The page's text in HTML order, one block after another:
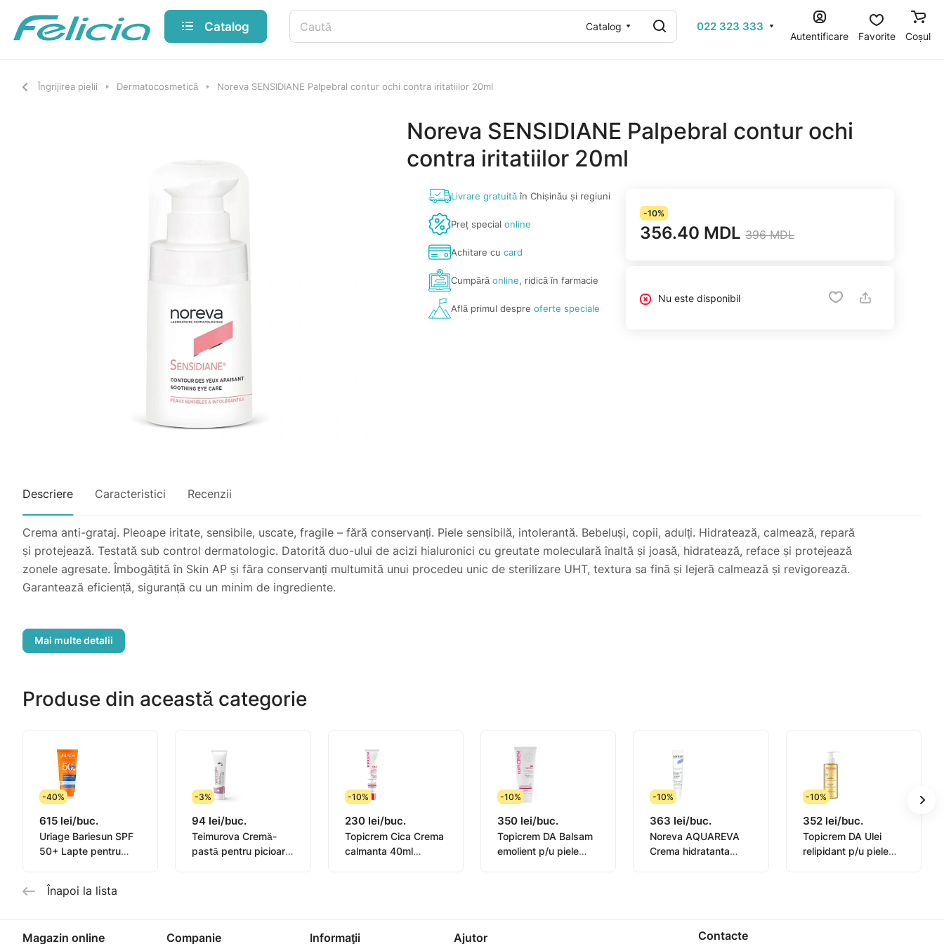
Catalog Catalog 022 323 333
Autentificare Favorite Coșul
Îngrijirea pielii Dermatocosmetică Noreva SENSIDIANE Palpebral contur ochi contra iritatiilor 20ml
Noreva SENSIDIANE Palpebral contur ochi
contra iritatiilor 20ml
Livrare gratuităîn Chișinău și regiuni
Preț specialonline
Achitare cucard
Cumpărăonline, ridică în farmacie
Află primul despreoferte speciale
-10%
356.40 MDL 396 MDL
Nu este disponibil
Descriere Caracteristici Recenzii
Crema anti-grataj. Pleoape iritate, sensibile, uscate, fragile – fără conservanți. Piele sensibilă, intolerantă. Bebeluși, copii, adulți. Hidratează, calmează, repară
și protejează. Testată sub control dermatologic. Datorită duo-ului de acizi hialuronici cu greutate moleculară înaltă și joasă, hidratează, reface și protejează
zonele agresate. Îmbogățită în Skin AP și făra conservanți multumită unui procedeu unic de sterilizare UHT, textura sa fină și lejeră calmează și revigorează.
Garantează eficiență, siguranță cu un minim de ingrediente.
fost compromis: flacon deteriorat, pompita blocata (risc de contaminare microboana). Tineti departe de surse de caldura.
Produse din această categorie
-40%
615 lei/buc.
Uriage Bariesun SPF
50+ Lapte pentru
-3%
94 lei/buc.
Teimurova Cremă-
pastă pentru picioare
-10%
230 lei/buc.
Topicrem Cica Crema
calmanta 40ml
-10%
350 lei/buc.
Topicrem DA Balsam
emolient p/u piele
-10%
363 lei/buc.
Noreva AQUAREVA
Crema hidratanta
-10%
352 lei/buc.
Topicrem DA Ulei
relipidant p/u piele
Înapoi la lista
Magazin online Companie Informaţii Ajutor Contacte